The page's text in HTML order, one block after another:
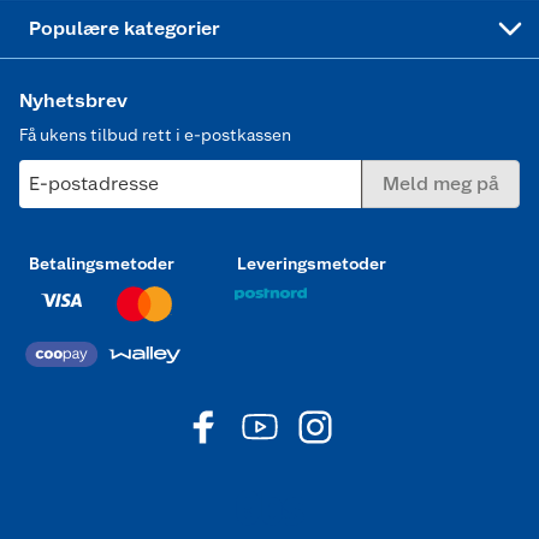
Populære kategorier
Nyhetsbrev
Få ukens tilbud rett i e-postkassen
E-postadresse Meld meg på
Betalingsmetoder Leveringsmetoder